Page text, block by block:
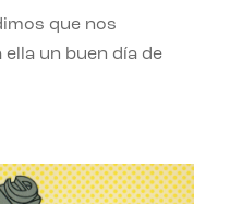
que nos
un buen día de